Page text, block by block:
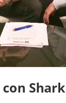
Shark